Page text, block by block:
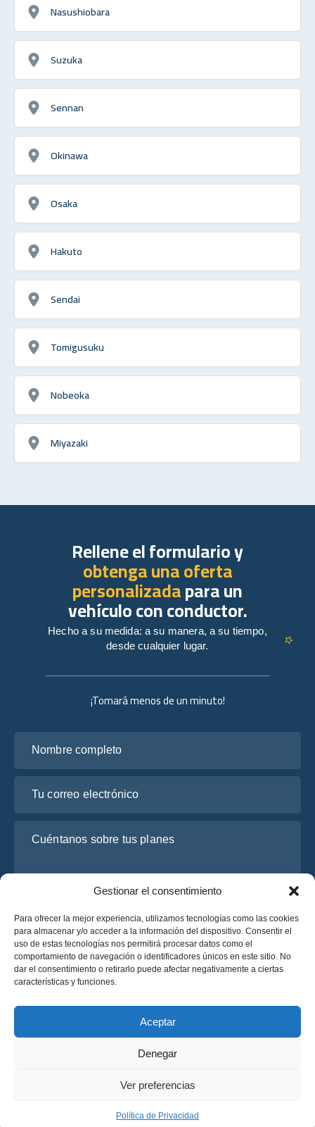
Gestionar el consentimiento
Para ofrecer la mejor experiencia, utilizamos tecnologías como las cookies
para almacenar y/o acceder a la información del dispositivo. Consentir el
uso de estas tecnologías nos permitirá procesar datos como el
comportamiento de navegación o identificadores únicos en este sitio. No
dar el consentimiento o retirarlo puede afectar negativamente a ciertas
características y funciones.
Aceptar
Denegar
Ver preferencias
Política de Privacidad
Nasushiobara
Suzuka
Sennan
Okinawa
Osaka
Hakuto
Sendai
Tomigusuku
Nobeoka
Miyazaki
© 2025 OsaBus © Todos los derechos reservados.
¡Tomará menos de un minuto!
He leído y acepto laPolítica de Privacidadde OsaBus.
Solicite un presupuesto
Solicite un presupuesto
Rellene el formulario y
obtenga una oferta
personalizadapara un
vehículo con conductor.
Hecho a su medida: a su manera, a su tiempo,
desde cualquier lugar.